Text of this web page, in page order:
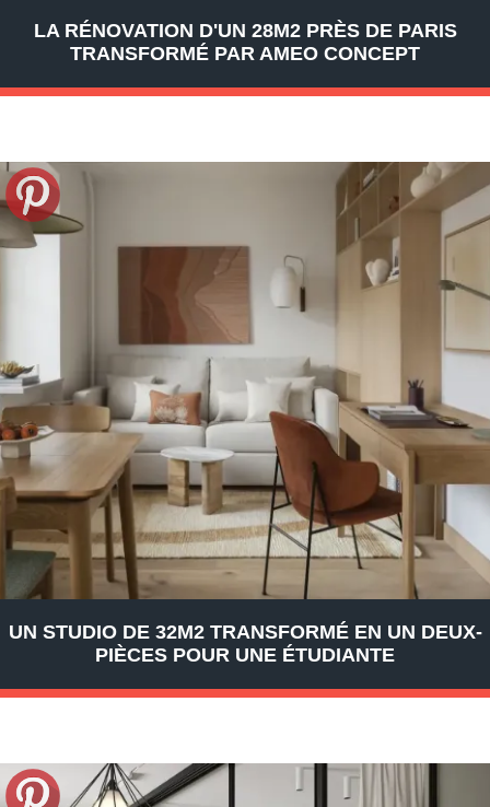
LA RÉNOVATION D'UN 28M2 PRÈS DE PARIS
TRANSFORMÉ PAR AMEO CONCEPT
UN STUDIO DE 32M2 TRANSFORMÉ EN UN DEUX-
PIÈCES POUR UNE ÉTUDIANTE